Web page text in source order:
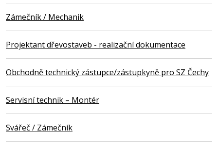
Zámečník / Mechanik
Projektant dřevostaveb - realizační dokumentace
Obchodně technický zástupce/zástupkyně pro SZ Čechy
Servisní technik – Montér
Svářeč / Zámečník